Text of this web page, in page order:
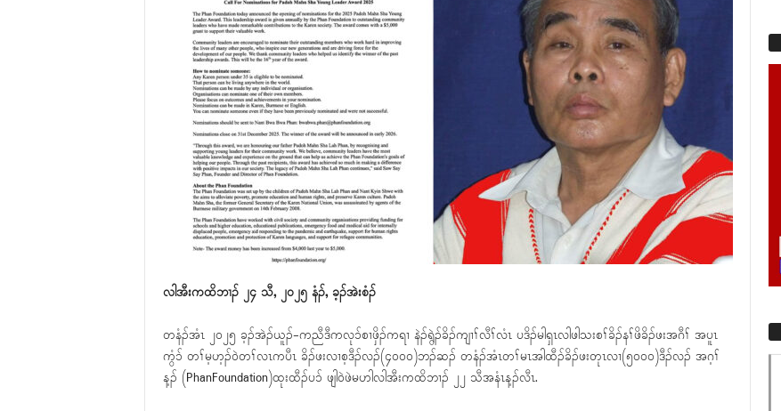
လါအီးကထိဘၢၣ် ၂၄ သီ, ၂၀၂၅ နံၣ်, ခ့ၣ်အဲးစံၣ်
တနံၣ်အံၤ ၂၀၂၅ ခ့ၣ်အဲၣ်ယူၣ်-ကညီဒီကလုၥ်စၢဖှိၣ်ကရၢ နဲၣ်ရွဲၣ်ခိၣ်ကျၢၢ်လီၢ်လံၤ ပဒိၣ်မါရှၤလါဖါသးစၢ်ခိၣ်နၢ်ဖိခိၣ်ဖးအဂီၢ် အပူၤ
ကွံၥ် တၢ်မ့ဟ့ၣ်ဝဲတၢ်လၤကပီၤ ခိၣ်ဖးလၢစ့ဒီၣ်လၣ်(၄၀၀၀)ဘၣ်ဆၣ် တနံၣ်အံၤတၢ်မၤအါထီၣ်ခိၣ်ဖးတုၤလၢ(၅၀၀၀)ဒီၣ်လၣ် အဂ့ၢ်
န့ၣ် (PhanFoundation)ထုးထီၣ်ပၥ် ဖျါဝဲဖဲမဟါလါအီးကထိဘၢၣ် ၂၂ သီအနံၤန့ၣ်လီၤ.